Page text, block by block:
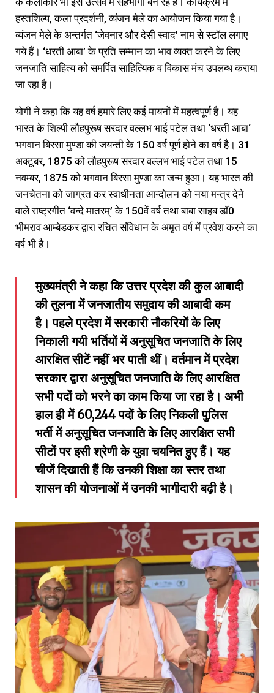
हस्तशिल्प, कला प्रदर्शनी, व्यंजन मेले का आयोजन किया गया है।
व्यंजन मेले के अन्तर्गत ‘जेवनार और देसी स्वाद’ नाम से स्टॉल लगाए
गये हैं। ‘धरती आबा’ के प्रति सम्मान का भाव व्यक्त करने के लिए
जनजाति साहित्य को समर्पित साहित्यिक व विकास मंच उपलब्ध कराया
जा रहा है।
योगी ने कहा कि यह वर्ष हमारे लिए कई मायनों में महत्वपूर्ण है। यह
भारत के शिल्पी लौहपुरूष सरदार वल्लभ भाई पटेल तथा ‘धरती आबा‘
भगवान बिरसा मुण्डा की जयन्ती के 150 वर्ष पूर्ण होने का वर्ष है। 31
अक्टूबर, 1875 को लौहपुरूष सरदार वल्लभ भाई पटेल तथा 15
नवम्बर, 1875 को भगवान बिरसा मुण्डा का जन्म हुआ। यह भारत की
जनचेतना को जाग्रत कर स्वाधीनता आन्दोलन को नया मन्त्र देने
वाले राष्ट्रगीत ‘वन्दे मातरम्’ के 150वें वर्ष तथा बाबा साहब डॉ0
भीमराव आम्बेडकर द्वारा रचित संविधान के अमृत वर्ष में प्रवेश करने का
वर्ष भी है।
मुख्यमंत्री ने कहा कि उत्तर प्रदेश की कुल आबादी
की तुलना में जनजातीय समुदाय की आबादी कम
है। पहले प्रदेश में सरकारी नौकरियों के लिए
निकाली गयी भर्तियों में अनुसूचित जनजाति के लिए
आरक्षित सीटें नहीं भर पाती थीं। वर्तमान में प्रदेश
सरकार द्वारा अनुसूचित जनजाति के लिए आरक्षित
सभी पदों को भरने का काम किया जा रहा है। अभी
हाल ही में 60,244 पदों के लिए निकली पुलिस
भर्ती में अनुसूचित जनजाति के लिए आरक्षित सभी
सीटों पर इसी श्रेणी के युवा चयनित हुए हैं। यह
चीजें दिखाती हैं कि उनकी शिक्षा का स्तर तथा
शासन की योजनाओं में उनकी भागीदारी बढ़ी है।